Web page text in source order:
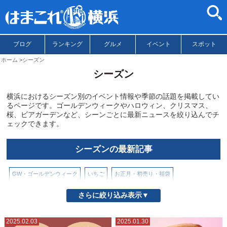
ブログ ランキング グルメ イベント スポット
ホーム シーズン
シーズン
横浜におけるシーズン別のイベント情報や季節の話題を掲載してい
るページです。ゴールデンウィークやハロウィン、クリスマス、
桜、ビアガーデンなど、シーンごとに最新ニュースを絞り込んでチ
ェックできます。
シーズンの最新記事
GW・ゴールデンウィーク いちご お正月・初売り・福袋
クリスマス・イルミネーション バレンタイン ハロウィン
さらに絞り込み表示▼
2025.02.03 2025.01.30